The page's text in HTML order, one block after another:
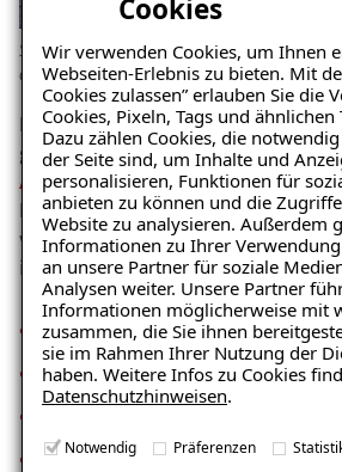
Cookies
Wir verwenden Cookies, um Ihnen
Webseiten-Erlebnis zu bieten. Mit
Cookies zulassen” erlauben Sie die
Cookies, Pixeln, Tags und ähnlichen
Dazu zählen Cookies, die
der Seite sind, um Inhalte und
personalisieren, Funktionen für
anbieten zu können und die
Website zu analysieren. Außerdem
Informationen zu Ihrer
an unsere Partner für soziale
Analysen weiter. Unsere Partner
Informationen möglicherweise mit
zusammen, die Sie ihnen
sie im Rahmen Ihrer Nutzung der
haben. Weitere Infos zu Cookies
Datenschutzhinweisen.
Notwendig Präferenzen
Schäden am Haussockel können in
auftreten.
Die Ursachen von Feuchteschäden
grundlegend immer auf eine
Aussenabdichtungzurückzuführen.
Feuchtigkeit und Salzen erlaubt,
wie dem Haussockel anzurichten.
in folgenden Formen auf:
Feuchtigkeitsschäden
Risse im Putz
Putzabplatzungen